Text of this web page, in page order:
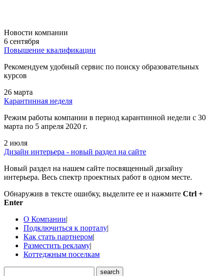
Новости компании
6 сентября
Повышение квалификации
Рекомендуем удобный сервис по поиску образовательных
курсов
26 марта
Карантинная неделя
Режим работы компании в период карантинной недели c 30
марта по 5 апреля 2020 г.
2 июля
Дизайн интерьера - новый раздел на сайте
Новый раздел на нашем сайте посвященный дизайну
интерьера. Весь спектр проектных работ в одном месте.
Обнаружив в тексте ошибку, выделите ее и нажмите Ctrl +
Enter
О Компании|
Подключиться к порталу|
Как стать партнером|
Разместить рекламу|
Коттеджным поселкам